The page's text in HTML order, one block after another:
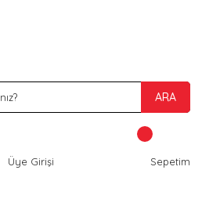
ARA
Üye Girişi Sepetim